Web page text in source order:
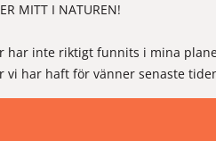
MITT I NATUREN!
har inte riktigt funnits i mina
vi har haft för vänner senaste